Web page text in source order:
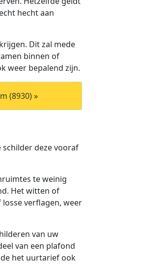
hecht aan
Dit zal mede
binnen of
weer bepalend zijn.
(8930) »
schilder deze vooraf
te weinig
Het witten of
verflagen, weer
van uw
van een plafond
het uurtarief ook